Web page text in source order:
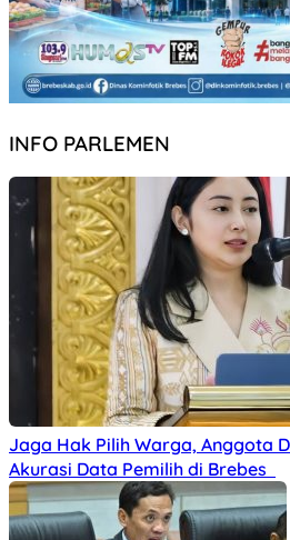
INFO PARLEMEN
Jaga Hak Pilih Warga, Anggota
Akurasi Data Pemilih di Brebes